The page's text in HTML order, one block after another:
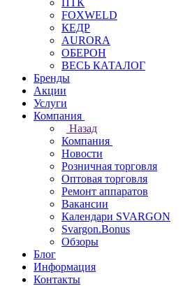
ПТК
FOXWELD
КЕДР
AURORA
ОБЕРОН
ВЕСЬ КАТАЛОГ
Бренды
Акции
Услуги
Компания
Назад
Компания
Новости
Розничная торговля
Оптовая торговля
Ремонт аппаратов
Вакансии
Календари SVARGON
Svargon.Bonus
Обзоры
Блог
Информация
Контакты